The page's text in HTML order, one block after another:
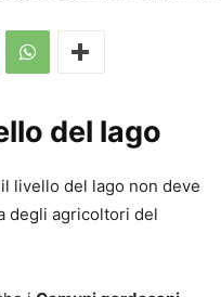
del lago
livello del lago non deve
degli agricoltori del